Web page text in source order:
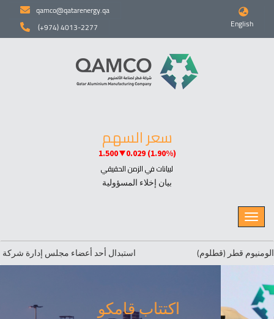
English
qamco@qatarenergy.qa
(+974) 4013-2277
بيان إخلاء المسؤولية
(قطلوم) استبدال أحد أعضاء مجلس إدارة شركة قطر